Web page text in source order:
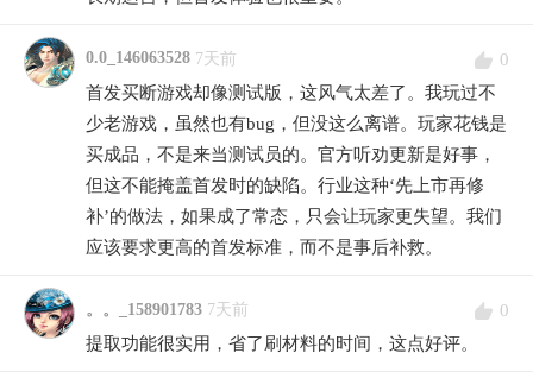
0.0_146063528 7天前
0
首发买断游戏却像测试版，这风气太差了。我玩过不
少老游戏，虽然也有bug，但没这么离谱。玩家花钱是
买成品，不是来当测试员的。官方听劝更新是好事，
但这不能掩盖首发时的缺陷。行业这种‘先上市再修
补’的做法，如果成了常态，只会让玩家更失望。我们
应该要求更高的首发标准，而不是事后补救。
。。_158901783 7天前
0
提取功能很实用，省了刷材料的时间，这点好评。